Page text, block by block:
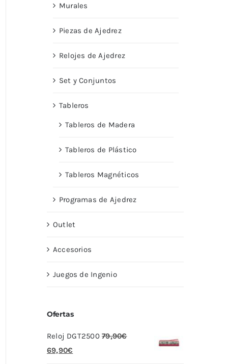
Murales
Piezas de Ajedrez
Relojes de Ajedrez
Set y Conjuntos
Tableros
Tableros de Madera
Tableros de Plástico
Tableros Magnéticos
Programas de Ajedrez
Outlet
Accesorios
Juegos de Ingenio
Ofertas
Reloj DGT2500 79,90€
El
69,90€